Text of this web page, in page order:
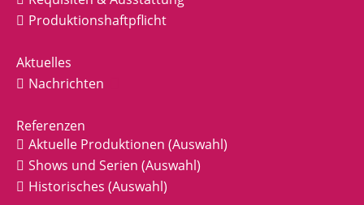
Produktionshaftpflicht
Aktuelles
Nachrichten
Referenzen
Aktuelle Produktionen (Auswahl)
Shows und Serien (Auswahl)
Historisches (Auswahl)